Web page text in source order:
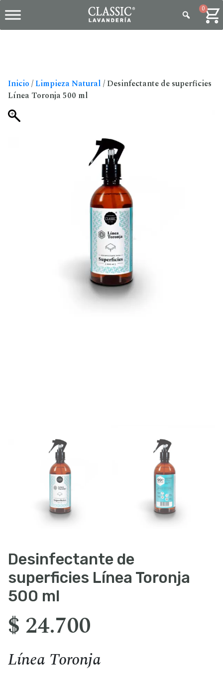
0
Inicio /Limpieza Natural / Desinfectante de superficies
Línea Toronja 500 ml
Desinfectante de
superficies Línea Toronja
500 ml
$ 24.700
Línea Toronja